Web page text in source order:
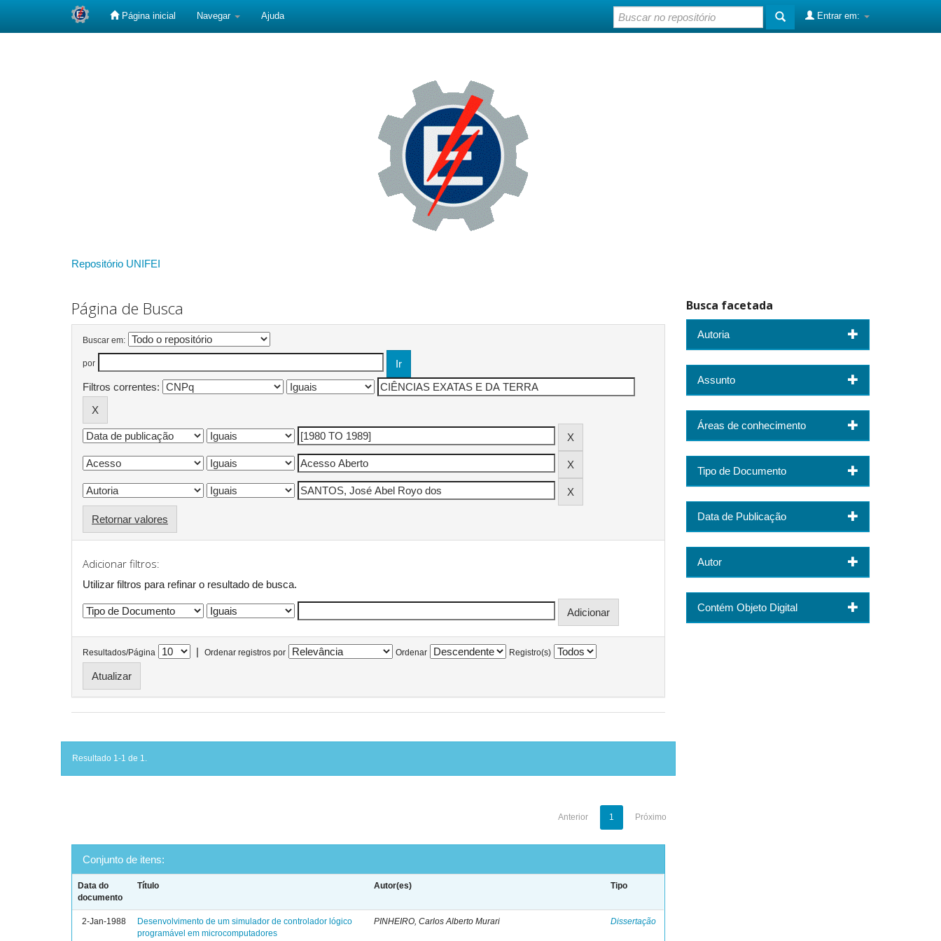
Página inicial Navegar Ajuda Entrar em:
Repositório UNIFEI
Página de Busca
Buscar em:
por
Filtros correntes:
Retornar valores
Adicionar filtros:
Utilizar filtros para refinar o resultado de busca.
Resultados/Página | Ordenar registros por Ordenar Registro(s)
Resultado 1-1 de 1.
Anterior 1 Próximo
Conjunto de itens:
Data do
documento
Título Autor(es) Tipo
2-Jan-1988
Desenvolvimento de um simulador de controlador lógico
programável em microcomputadores
PINHEIRO, Carlos Alberto Murari Dissertação
Busca facetada
Autoria
Assunto
Áreas de conhecimento
Tipo de Documento
Data de Publicação
Autor
Contém Objeto Digital